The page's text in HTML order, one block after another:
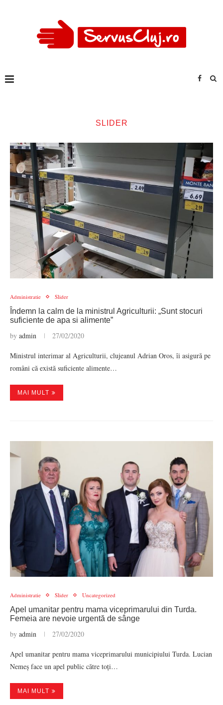
SLIDER
Administratie Slider
Îndemn la calm de la ministrul Agriculturii: „Sunt stocuri
suficiente de apa si alimente”
by admin 27/02/2020
Ministrul interimar al Agriculturii, clujeanul Adrian Oros, îi asigură pe
români că există suficiente alimente…
MAI MULT
Administratie Slider Uncategorized
Apel umanitar pentru mama viceprimarului din Turda.
Femeia are nevoie urgentă de sânge
by admin 27/02/2020
Apel umanitar pentru mama viceprimarului municipiului Turda. Lucian
Nemeș face un apel public către toți…
MAI MULT